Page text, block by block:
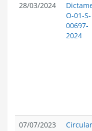
28/03/2024
O-01-S-
00697-
2024
07/07/2023
Circular